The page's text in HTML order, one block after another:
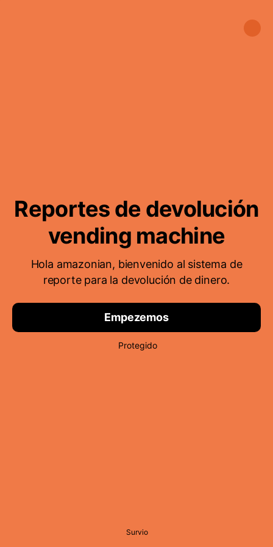
Reportes de devolución
vending machine
Hola amazonian, bienvenido al sistema de
reporte para la devolución de dinero.
Empezemos
Protegido
Survio